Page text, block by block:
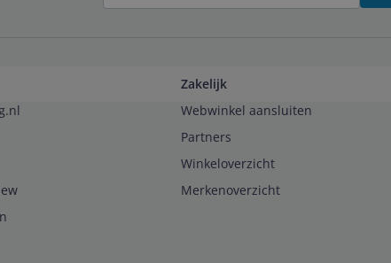
Zakelijk
Webwinkel aansluiten
Partners
Winkeloverzicht
Merkenoverzicht